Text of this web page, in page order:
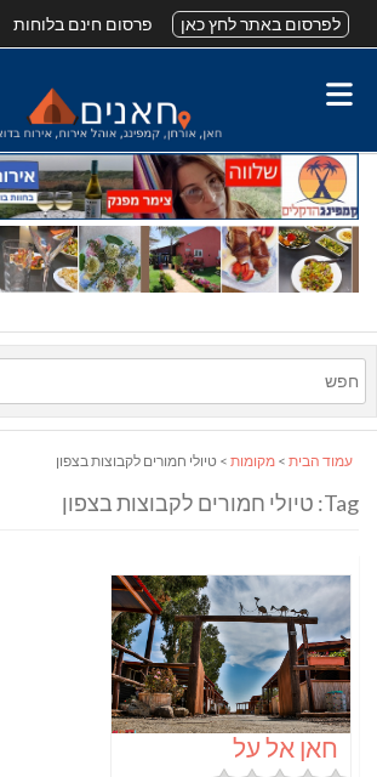
לפרסום באתר לחץ כאן פרסום חינם בלוחות
עמוד הבית > מקומות > טיולי חמורים לקבוצות בצפון
Tag: טיולי חמורים לקבוצות בצפון
חאן אל על